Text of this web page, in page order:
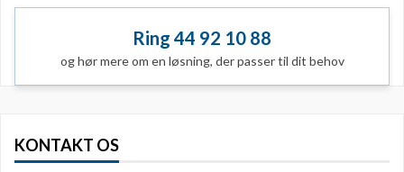
Ring 44 92 10 88
og hør mere om en løsning, der passer til dit behov
KONTAKT OS